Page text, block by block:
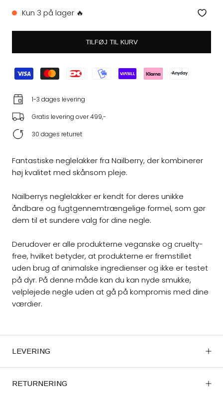
Kun 3 på lager 🔥
TILFØJ TIL KURV
1-3 dages levering
Gratis levering over 499,-
30 dages returret
Fantastiske neglelakker fra Nailberry, der kombinerer
høj kvalitet med skånsom pleje.
Nailberrys neglelakker er kendt for deres unikke
åndbare og fugtgennemtrængelige formel, som gør
dem til et sundere valg for dine negle.
Derudover er alle produkterne veganske og cruelty-
free, hvilket betyder, at produkterne er fremstillet
uden brug af animalske ingredienser og ikke er testet
på dyr. På denne måde kan du kan nyde smukke,
velplejede negle uden at gå på kompromis med dine
værdier.
LEVERING
RETURNERING